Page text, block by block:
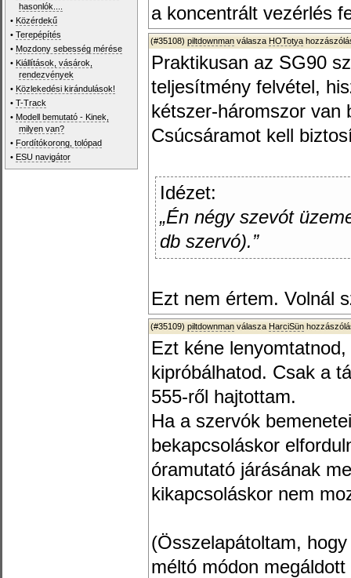
hasonlók....
• Közérdekű
•Terepépítés
• Mozdony sebesség mérése
• Kiállítások, vásárok,
rendezvények
• Közlekedési kirándulások!
•T-Track
• Modell bemutató - Kinek,
milyen van?
• Fordítókorong, tolópad
• ESU navigátor
a koncentrált vezérlés
(#35108) piltdownman válasza HOTotya
Praktikusan az SG90
teljesítmény felvétel,
kétszer-háromszor van
Csúcsáramot kell
Idézet:
„Én négy szevót
db szervó).”
Ezt nem értem. Volnál
(#35109) piltdownman válasza HarciSün
Ezt kéne
kipróbálhatod. Csak a
555-ről hajtottam.
Ha a szervók
bekapcsoláskor
óramutató járásának
kikapcsoláskor nem
(Összelapátoltam,
méltó módon